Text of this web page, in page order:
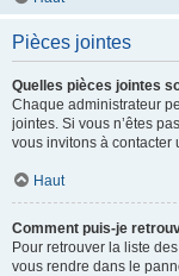
Pièces jointes
Quelles pièces jointes
Chaque administrateur
jointes. Si vous n’êtes
vous invitons à contacter
Haut
Comment puis-je
Pour retrouver la liste
vous rendre dans le